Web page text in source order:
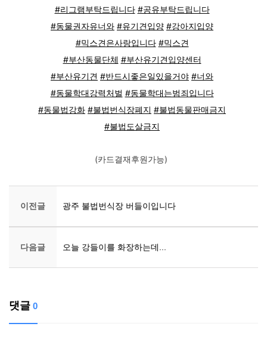
#리그램부탁드립니다 #공유부탁드립니다
#동물권자유너와 #유기견입양 #강아지입양
#믹스견은사랑입니다 #믹스견
#부산동물단체 #부산유기견입양센터
#부산유기견 #반드시좋은일있을거야 #너와
#동물학대강력처벌 #동물학대는범죄입니다
#동물법강화 #불법번식장폐지 #불법동물판매금지
#불법도살금지
(카드결재후원가능)
이전글 광주 불법번식장 버들이입니다
다음글 오늘 강들이를 화장하는데...
댓글 0